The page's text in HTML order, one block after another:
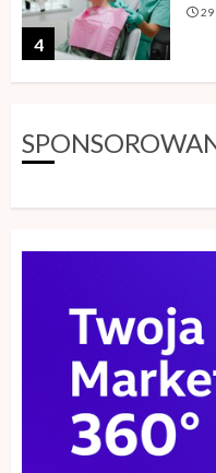
5
1
25